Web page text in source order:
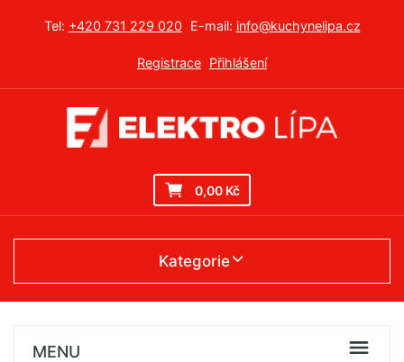
Tel: +420 731 229 020 E-mail: info@kuchynelipa.cz
Registrace Přihlášení
0,00 Kč
Kategorie
MENU